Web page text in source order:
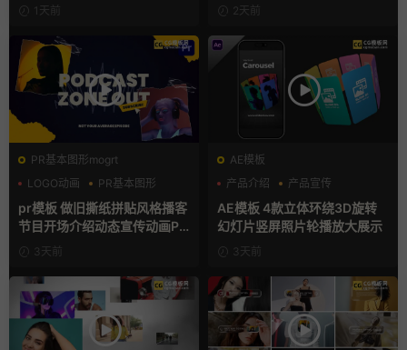
1天前 2天前
PR基本图形mogrt
LOGO动画
PR基本图形
复古风
pr模板 做旧撕纸拼贴风格播客
节目开场介绍动态宣传动画PR
模版3天前
AE模板
产品介绍
产品宣传
产品展示
AE模板 4款立体环绕3D旋转
幻灯片竖屏照片轮播放大展示
3天前